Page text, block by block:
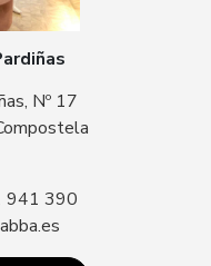
Nº 17
941 390